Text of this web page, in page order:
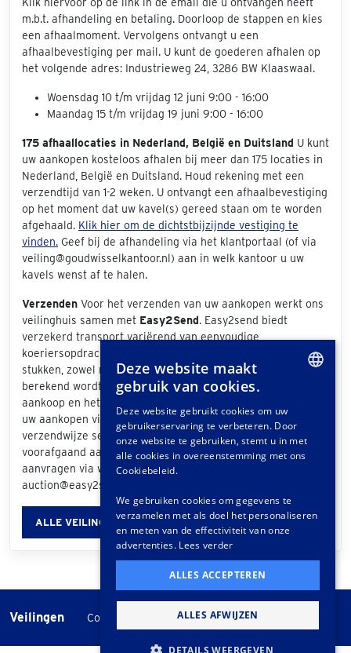
m.b.t. afhandeling en betaling. Doorloop de stappen en kies
een afhaalmoment. Vervolgens ontvangt u een
afhaalbevestiging per mail. U kunt de goederen afhalen op
het volgende adres: Industrieweg 24, 3286 BW Klaaswaal.
Woensdag 10 t/m vrijdag 12 juni 9:00 - 16:00
Maandag 15 t/m vrijdag 19 juni 9:00 - 16:00
175 afhaallocaties in Nederland, België en Duitsland U kunt
uw aankopen kosteloos afhalen bij meer dan 175 locaties in
Nederland, België en Duitsland. Houd rekening met een
verzendtijd van 1-2 weken. U ontvangt een afhaalbevestiging
op het moment dat uw kavel(s) gereed staan om te worden
afgehaald. Klik hier om de dichtstbijzijnde vestiging te
vinden. Geef bij de afhandeling via het klantportaal (of via
veiling@goudwisselkantoor.nl) aan in welk kantoor u uw
kavels wenst af te halen.
Verzenden Voor het verzenden van uw aankopen werkt ons
veilinghuis samen met Easy2Send. Easy2send biedt
verzekerd transport variërend van eenvoudige
koeriersopdrachten tot het vervoeren van exclusieve
stukken, zowel nationaal als internationaal. De prijs die
berekend wordt is afhankelijk van de grootte van uw
aankoop en het bezorgadres. Als u bij de afhandeling van
uw aankopen via het klantportaal "Easy2Send" als
verzendwijze selecteert, ontvangt u een offerte. Ook
voorafgaand aan de veiling kunt u vrijblijvend een offerte
aanvragen via www.easy2send.nl/veilingen |
auction@easy2send.nl | Telefoon: (+31) 88 330 0999.
ALLE VEILINGINFORMATIE
Veilingen - Cookie instellingen Veilingvoorwaarden
GERMAN
FRENCH
Deze website maakt
gebruik van cookies.
Deze website gebruikt cookies om uw
gebruikerservaring te verbeteren. Door
onze website te gebruiken, stemt u in met
alle cookies in overeenstemming met ons
Cookiebeleid.
We gebruiken cookies om gegevens te
verzamelen met als doel het personaliseren
en meten van de effectiviteit van onze
advertenties. Lees verder
ALLES ACCEPTEREN
ALLES AFWIJZEN
DETAILS WEERGEVEN